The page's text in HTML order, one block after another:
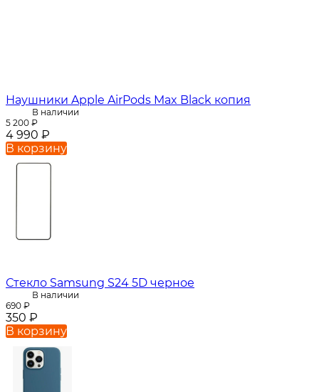
Наушники Apple AirPods Max Black копия
В наличии
5 200 ₽
4 990 ₽
В корзину
Стекло Samsung S24 5D черное
В наличии
690 ₽
350 ₽
В корзину